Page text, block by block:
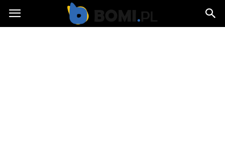
Bomi.pl